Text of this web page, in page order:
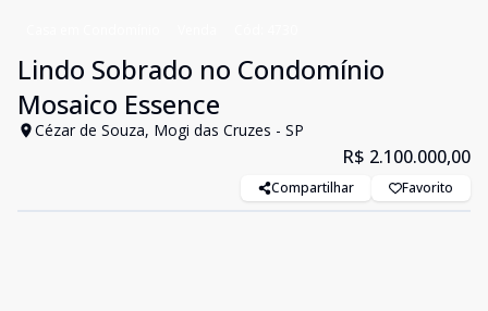
Lindo Sobrado no Condomínio
Mosaico Essence
Cézar de Souza, Mogi das Cruzes - SP
R$ 2.100.000,00
Compartilhar Favorito